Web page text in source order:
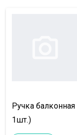
Ручка
1шт.)